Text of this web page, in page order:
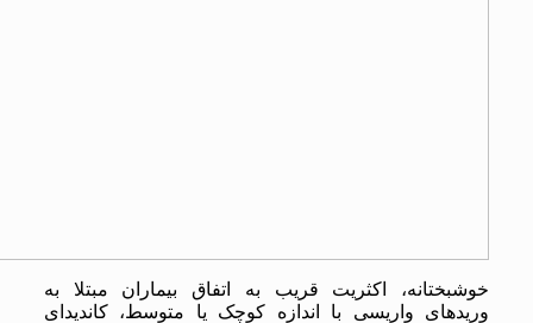
خوشبختانه، اکثریت قریب به اتفاق بیماران مبتلا به
وریدهای واریسی با اندازه کوچک یا متوسط، کاندیدای